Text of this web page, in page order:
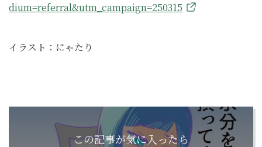
dium=referral&utm_campaign=250315
イラスト：にゃたり
この記事が気に入ったら